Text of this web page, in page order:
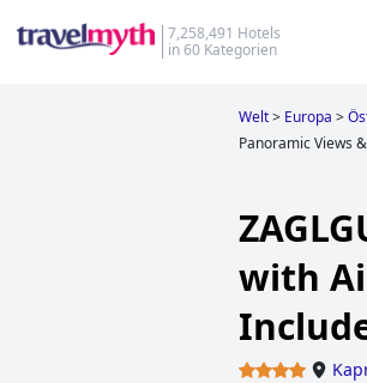
7,258,491 Hotels
in 60 Kategorien
Welt> Europa >
Panoramic Views
with